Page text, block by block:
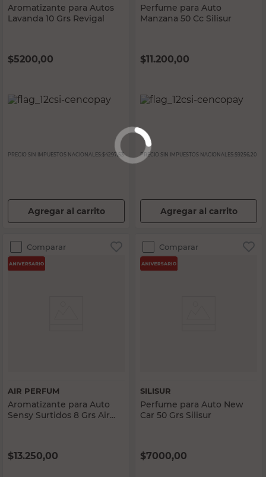
Aromatizante para Autos
Lavanda 10 Grs Revigal
$5200,00
PRECIO SIN IMPUESTOS NACIONALES: $4297,53
Agregar al carrito
Perfume para Auto
Manzana 50 Cc Silisur
$11.200,00
PRECIO SIN IMPUESTOS NACIONALES: $9256,20
Agregar al carrito
Comparar
AIR PERFUM
Aromatizante para Auto
Sensy Surtidos 8 Grs Air
$13.250,00
Comparar
SILISUR
Perfume para Auto New
Car 50 Grs Silisur
$7000,00